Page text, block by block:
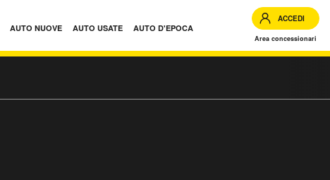
AUTO NUOVE AUTO USATE AUTO D'EPOCA
ACCEDI
Area concessionari